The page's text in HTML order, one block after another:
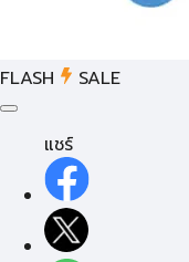
FLASH SALE
แชร์